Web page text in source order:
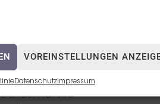
VOREINSTELLUNGEN
Datenschutz Impressum
für Ihre